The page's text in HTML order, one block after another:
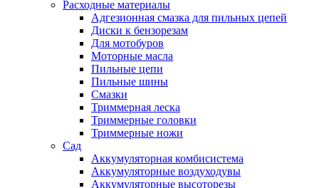
Расходные материалы
Адгезионная смазка для пильных цепей
Диски к бензорезам
Для мотобуров
Моторные масла
Пильные цепи
Пильные шины
Смазки
Триммерная леска
Триммерные головки
Триммерные ножи
Сад
Аккумуляторная комбисистема
Аккумуляторные воздуходувы
Аккумуляторные высоторезы